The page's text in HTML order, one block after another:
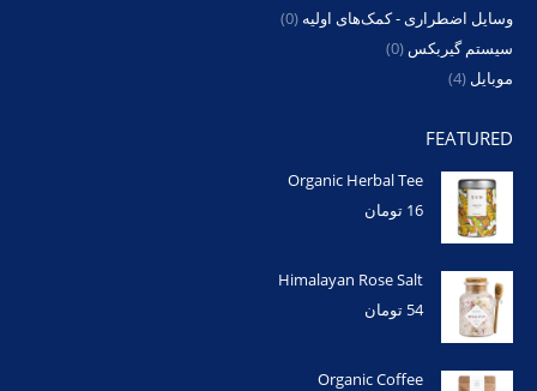
وسایل اضطراری - کمک‌های اولیه (0)
سیستم گیربکس (0)
موبایل (4)
FEATURED
Organic Herbal Tee
16 تومان
Himalayan Rose Salt
54 تومان
Organic Coffee